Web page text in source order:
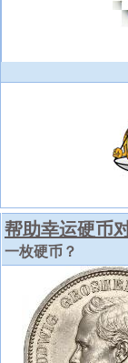
帮助幸运硬币
一枚硬币？